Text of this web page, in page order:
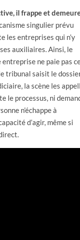
il frappe et
singulier prévu
les entreprises qui n’y
auxiliaires. Ainsi, le
entreprise ne paie pas
tribunal saisit le
la scène les
le processus, ni
n’échappe à
d’agir, même si